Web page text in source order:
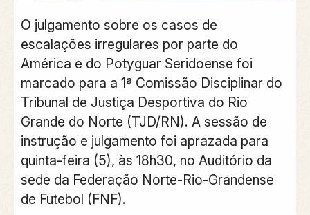
O julgamento sobre os casos de
escalações irregulares por parte do
América e do Potyguar Seridoense foi
marcado para a 1ª Comissão Disciplinar do
Tribunal de Justiça Desportiva do Rio
Grande do Norte (TJD/RN). A sessão de
instrução e julgamento foi aprazada para
quinta-feira (5), às 18h30, no Auditório da
sede da Federação Norte-Rio-Grandense
de Futebol (FNF).